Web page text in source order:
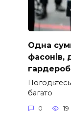
Одна
фасонів,
багато
0 19